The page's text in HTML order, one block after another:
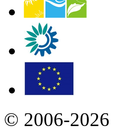
© 2006-2026